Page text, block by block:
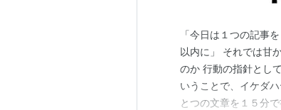
「今日は１つの記事
以内に」 それでは甘
のか 行動の指針とし
いうことで、イケダ
とつの文章を１５分